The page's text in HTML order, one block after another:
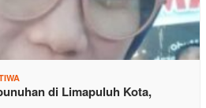
di Limapuluh Kota,